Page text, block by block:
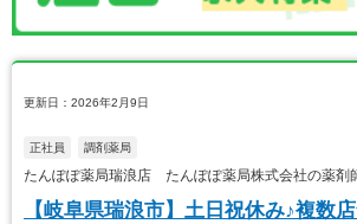
更新日：2026年2月9日
正社員 調剤薬局
たんぽぽ薬局瑞浪店 たんぽぽ薬局株式会社の薬剤
【岐阜県瑞浪市】土日祝休み♪複数